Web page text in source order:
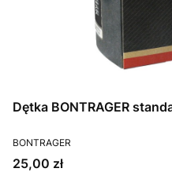
Dętka BONTRAGER
PRODUCENT
BONTRAGER
Cena
25,00 zł